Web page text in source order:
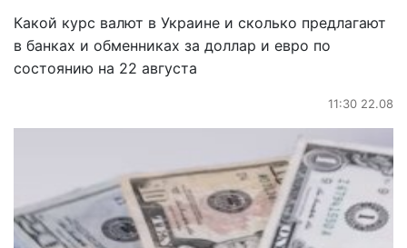
Какой курс валют в Украине и сколько предлагают
в банках и обменниках за доллар и евро по
состоянию на 22 августа
11:30 22.08